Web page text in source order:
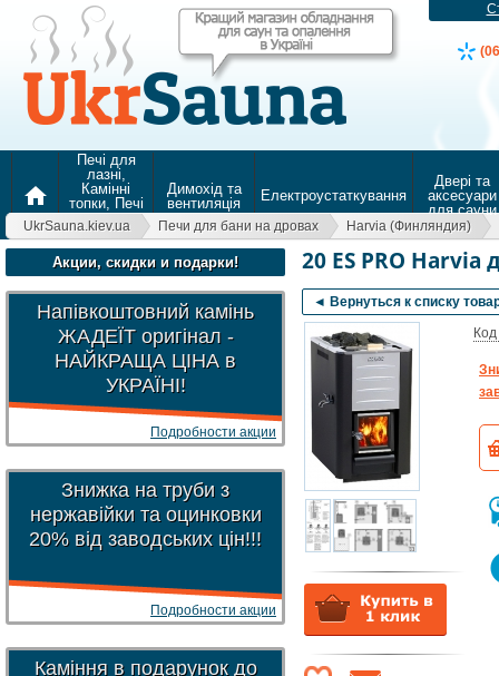
home
Печі для
лазні,
Камінні
топки, Печі
для
опалення
Димохід та
вентиляція
Електроустаткування
Двері та
аксесуари
для сауни
UkrSauna.kiev.ua Печи для бани на дровах Harvia (Финляндия)
Акции, скидки и подарки!
Напівкоштовний камінь
ЖАДЕЇТ оригінал -
НАЙКРАЩА ЦІНА в
УКРАЇНІ!
Подробности акции
Знижка на труби з
нержавійки та оцинковки
20% від заводських цін!!!
Подробности акции
Каміння в подарунок до
20 ES PRO
◄ Вернуться к списку